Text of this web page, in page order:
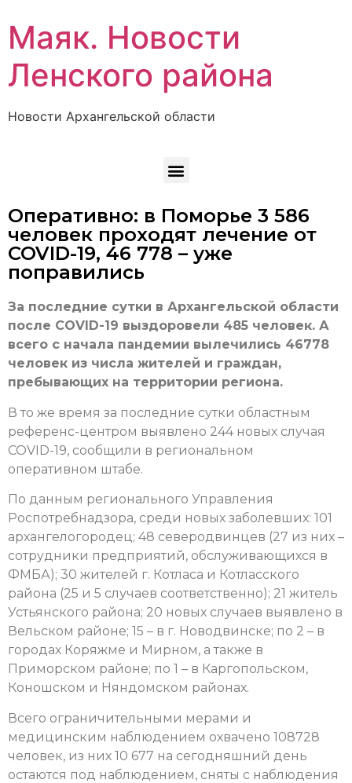
Маяк. Новости
Ленского района
Новости Архангельской области
Оперативно: в Поморье 3 586
человек проходят лечение от
COVID-19, 46 778 – уже
поправились
За последние сутки в Архангельской области
после COVID-19 выздоровели 485 человек. А
всего с начала пандемии вылечились 46778
человек из числа жителей и граждан,
пребывающих на территории региона.
В то же время за последние сутки областным
референс-центром выявлено 244 новых случая
COVID-19, сообщили в региональном
оперативном штабе.
По данным регионального Управления
Роспотребнадзора, среди новых заболевших: 101
архангелогородец; 48 северодвинцев (27 из них –
сотрудники предприятий, обслуживающихся в
ФМБА); 30 жителей г. Котласа и Котласского
района (25 и 5 случаев соответственно); 21 житель
Устьянского района; 20 новых случаев выявлено в
Вельском районе; 15 – в г. Новодвинске; по 2 – в
городах Коряжме и Мирном, а также в
Приморском районе; по 1 – в Каргопольском,
Коношском и Няндомском районах.
Всего ограничительными мерами и
медицинским наблюдением охвачено 108728
человек, из них 10 677 на сегодняшний день
остаются под наблюдением, сняты с наблюдения